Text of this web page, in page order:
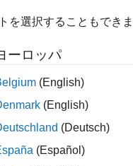
イセンスをご用意して
を選択することもできま
ーロッパ
(English)
(English)
(Deutsch)
(Español)